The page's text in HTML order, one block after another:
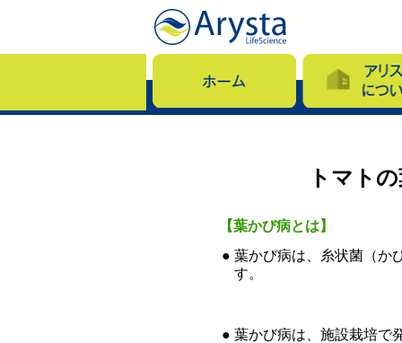
トマト
【葉かび病とは】
● 葉かび病は、糸状菌（か
す。
● 葉かび病は、施設栽培で